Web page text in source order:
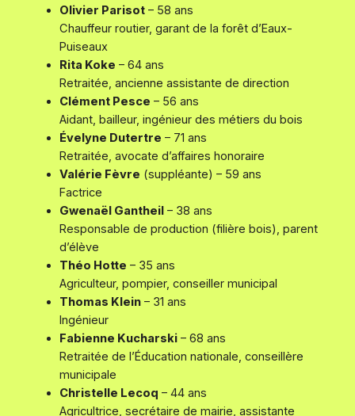
Olivier Parisot– 58 ans
Chauffeur routier, garant de la forêt d’Eaux-
Puiseaux
Rita Koke – 64 ans
Retraitée, ancienne assistante de direction
Clément Pesce – 56 ans
Aidant, bailleur, ingénieur des métiers du bois
Évelyne Dutertre – 71 ans
Retraitée, avocate d’affaires honoraire
Valérie Fèvre (suppléante) – 59 ans
Factrice
Gwenaël Gantheil– 38 ans
Responsable de production (filière bois), parent
d’élève
Théo Hotte – 35 ans
Agriculteur, pompier, conseiller municipal
Thomas Klein– 31 ans
Ingénieur
Fabienne Kucharski– 68 ans
Retraitée de l’Éducation nationale, conseillère
municipale
Christelle Lecoq – 44 ans
Agricultrice, secrétaire de mairie, assistante